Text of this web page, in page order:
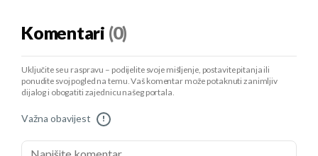
Komentari (0)
Uključite se u raspravu – podijelite svoje mišljenje, postavite pitanja ili
ponudite svoj pogled na temu. Vaš komentar može potaknuti zanimljiv
dijalog i obogatiti zajednicu našeg portala.
Važna obavijest !